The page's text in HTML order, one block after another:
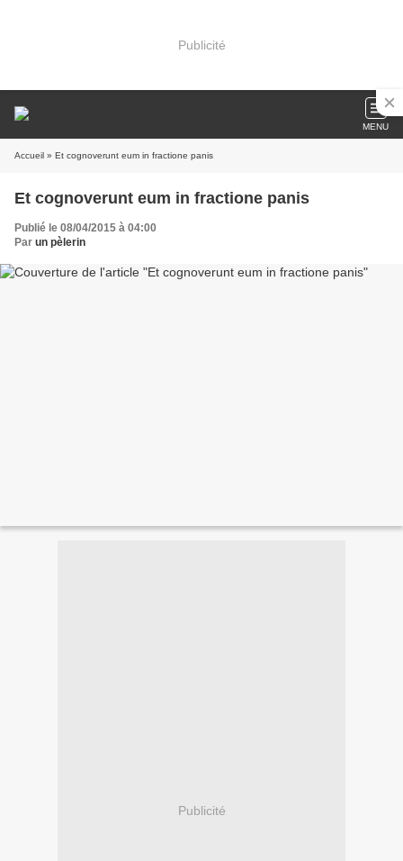
Publicité
MENU
Accueil » Et cognoverunt eum in fractione panis
Et cognoverunt eum in fractione panis
Publié le 08/04/2015 à 04:00
Par un pèlerin
Publicité